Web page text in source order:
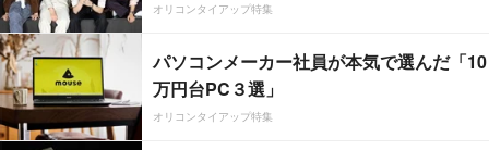
オリコンタイアップ特集
パソコンメーカー社員が本気で選んだ「10
万円台PC３選」
オリコンタイアップ特集